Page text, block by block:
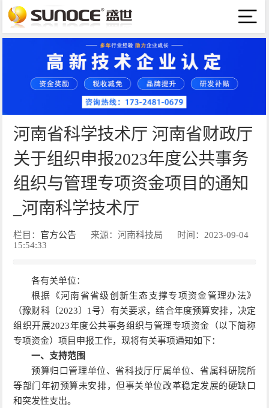
河南省科学技术厅 河南省财政厅
关于组织申报2023年度公共事务
组织与管理专项资金项目的通知
_河南科学技术厅
栏目： 官方公告 来源：河南科技局
时间：2023-09-04
15:54:33
各有关单位：
根据《河南省省级创新生态支撑专项资金管理办法》
（豫财科〔2023〕1号）有关要求，结合年度预算安排，决定
组织开展2023年度公共事务组织与管理专项资金（以下简称
专项资金）项目申报工作，现将有关事项通知如下：
一、支持范围
预算归口管理单位、省科技厅厅属单位、省属科研院所
等部门年初预算未安排，但事关单位改革稳定发展的硬缺口
和突发性支出。